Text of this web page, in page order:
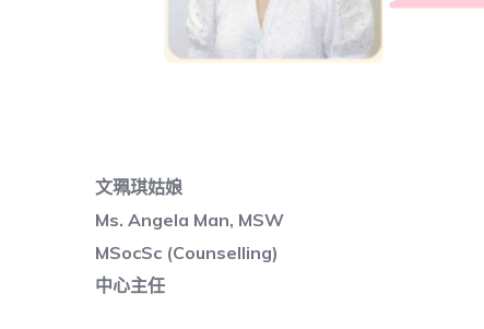
文珮琪姑娘
Ms. Angela Man, MSW
MSocSc (Counselling)
中心主任